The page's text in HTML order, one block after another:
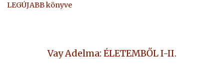
LEGÚJABB könyve
Vay Adelma: ÉLETEMBŐL I-II.